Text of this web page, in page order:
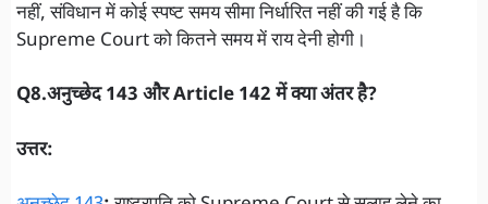
नहीं, संविधान में कोई स्पष्ट समय सीमा निर्धारित नहीं की गई है कि
Supreme Court को कितने समय में राय देनी होगी।
Q8.अनुच्छेद 143 और Article 142 में क्या अंतर है?
उत्तर: